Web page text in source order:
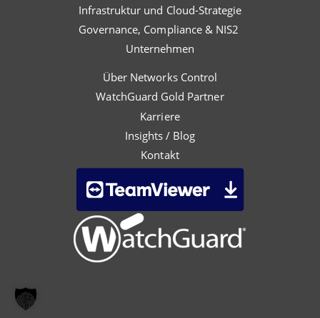
Infrastruktur und Cloud-Strategie
Governance, Compliance & NIS2
Unternehmen
Über Networks Control
WatchGuard Gold Partner
Karriere
Insights / Blog
Kontakt